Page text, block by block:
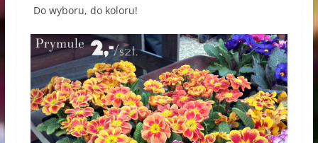
Do wyboru, do koloru!